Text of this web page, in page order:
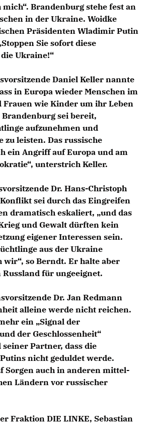
Brandenburg stehe fest an
in der Ukraine. Woidke
Präsidenten Wladimir Putin
Sie sofort diese
Ukraine!“
Daniel Keller nannte
in Europa wieder Menschen im
Frauen wie Kinder um ihr Leben
sei bereit,
aufzunehmen und
zu leisten. Das russische
ein Angriff auf Europa und am
unterstrich Keller.
Dr. Hans-Christoph
sei durch das Eingreifen
dramatisch eskaliert, „und das
und Gewalt dürften kein
eigener Interessen sein.
aus der Ukraine
wir“, so Berndt. Er halte aber
Russland für ungeeignet.
Dr. Jan Redmann
alleine werde nicht reichen.
ein „Signal der
der Geschlossenheit“
Partner, dass die
nicht geduldet werde.
Sorgen auch in anderen mittel-
Ländern vor russischer
Fraktion DIE LINKE, Sebastian